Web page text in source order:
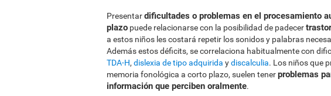
Presentardificultades o problemas en el procesamiento
plazo puede relacionarse con la posibilidad de padecer
a estos niños les costará repetir los sonidos y palabras
Además estos déficits, se correlaciona habitualmente con
TDA-H, dislexia de tipo adquirida ydiscalculia. Los niños que
memoria fonológica a corto plazo, suelen tenerproblemas
información que perciben oralmente.